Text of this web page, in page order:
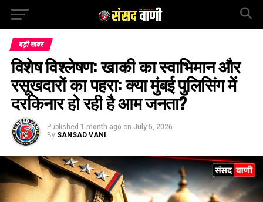
बड़ी खबर
विशेष विश्लेषण: खाकी का स्वाभिमान और
रसूखदारों का पहरा: क्या मुंबई पुलिसिंग में
दरकिनार हो रही है आम जनता?
Published 1 month ago on July 5, 2026
By SANSAD VANI